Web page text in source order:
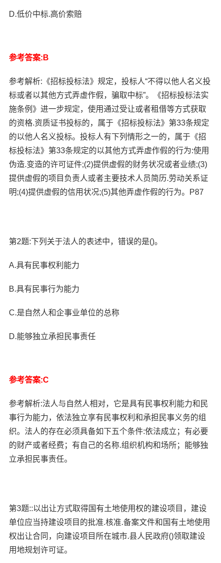
D.低价中标.高价索赔
参考答案:B
参考解析:《招标投标法》规定，投标人“不得以他人名义投
标或者以其他方式弄虚作假，骗取中标”。《招标投标法实
施条例》进一步规定，使用通过受让或者租借等方式获取
的资格.资质证书投标的，属于《招标投标法》第33条规定
的以他人名义投标。投标人有下列情形之一的，属于《招
标投标法》第33条规定的以其他方式弄虚作假的行为:使用
伪造.变造的许可证件;(2)提供虚假的财务状况或者业绩;(3)
提供虚假的项目负责人或者主要技术人员简历.劳动关系证
明;(4)提供虚假的信用状况;(5)其他弄虚作假的行为。P87
第2题:下列关于法人的表述中，错误的是()。
A.具有民事权利能力
B.具有民事行为能力
C.是自然人和企事业单位的总称
D.能够独立承担民事责任
参考答案:C
参考解析:法人与自然人相对，它是具有民事权利能力和民
事行为能力，依法独立享有民事权利和承担民事义务的组
织。法人的存在必须具备如下五个条件:依法成立；有必要
的财产或者经费；有自己的名称.组织机构和场所；能够独
立承担民事责任。
第3题::以出让方式取得国有土地使用权的建设项目，建设
单位应当持建设项目的批准.核准.备案文件和国有土地使用
权出让合同，向建设项目所在城市.县人民政府()领取建设
用地规划许可证。